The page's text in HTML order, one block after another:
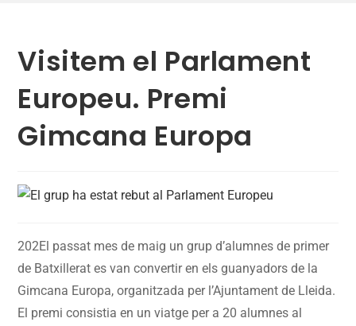
Visitem el Parlament
Europeu. Premi
Gimcana Europa
202El passat mes de maig un grup d’alumnes de primer
de Batxillerat es van convertir en els guanyadors de la
Gimcana Europa, organitzada per l’Ajuntament de Lleida.
El premi consistia en un viatge per a 20 alumnes al